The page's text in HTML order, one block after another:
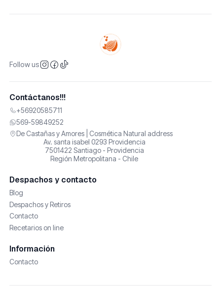
Follow us
Contáctanos!!!
+56920585711
569-59849252
De Castañas y Amores | Cosmética Natural address
Av. santa isabel 0293 Providencia
7501422 Santiago - Providencia
Región Metropolitana - Chile
Despachos y contacto
Blog
Despachos y Retiros
Contacto
Recetarios on line
Información
Contacto